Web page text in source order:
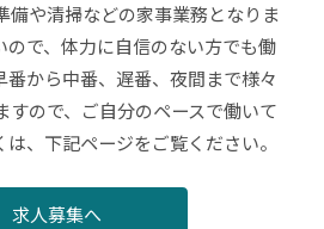
備や清掃などの家事業務となりま
ので、体力に自信のない方でも働
番から中番、遅番、夜間まで様々
すので、ご自分のペースで働いて
、下記ページをご覧ください。
求人募集へ